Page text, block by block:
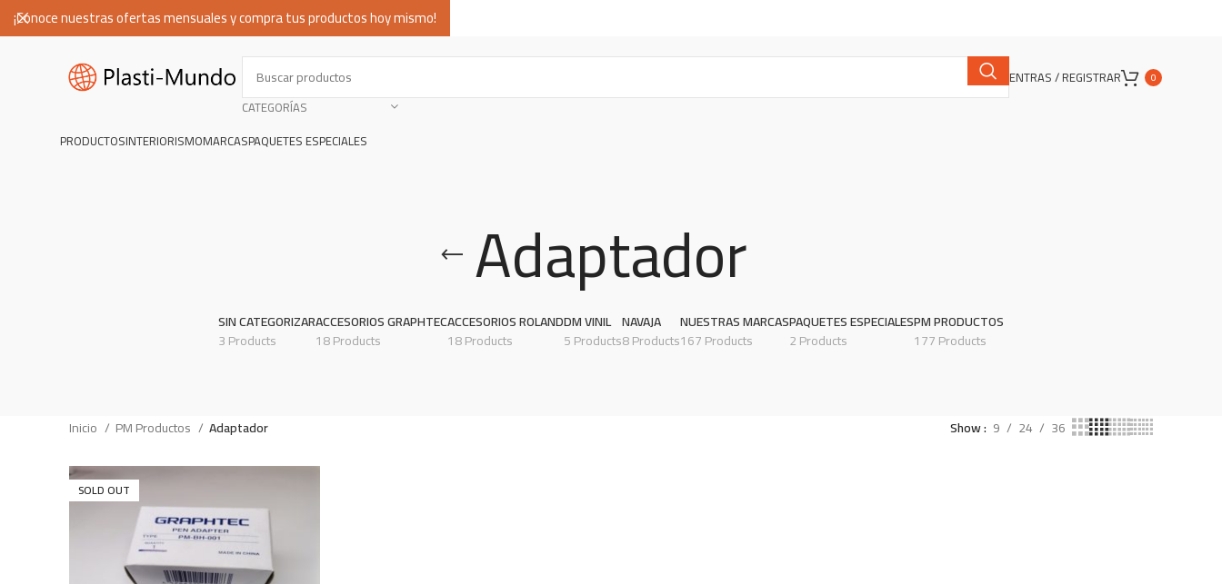
CATEGORÍAS
ENTRAS / REGISTRAR 0
PRODUCTOSINTERIORISMOMARCASPAQUETES ESPECIALES
Adaptador
SIN CATEGORIZAR
3 Products
ACCESORIOS GRAPHTEC
18 Products
ACCESORIOS ROLAND
18 Products
DM VINIL
5 Products
NAVAJA
8 Products
NUESTRAS MARCAS
167 Products
PAQUETES ESPECIALES
2 Products
PM PRODUCTOS
177 Products
Inicio PM Productos Adaptador Show 9 24 36
SOLD OUT
¡Conoce nuestras ofertas mensuales y compra tus productos hoy mismo!